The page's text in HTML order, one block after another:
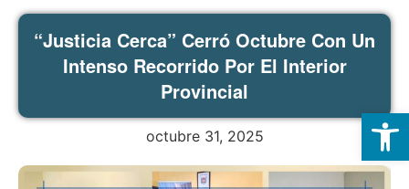
“Justicia Cerca” Cerró Octubre Con Un
Intenso Recorrido Por El Interior
Provincial
octubre 31, 2025